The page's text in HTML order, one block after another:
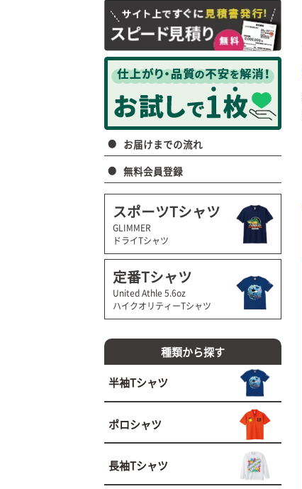
お届けまでの流れ
無料会員登録
スポーツTシャツ
GLIMMER
ドライTシャツ
定番Tシャツ
United Athle 5.6oz
ハイクオリティーTシャツ
種類から探す
半袖Tシャツ
ポロシャツ
長袖Tシャツ